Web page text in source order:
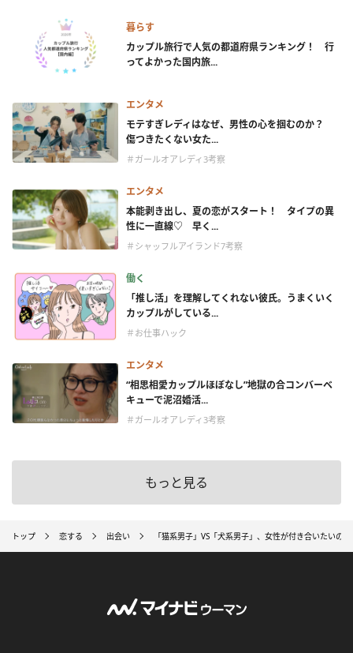
暮らす
カップル旅行で人気の都道府県ランキング！ 行
ってよかった国内旅...
エンタメ
モテすぎレディはなぜ、男性の心を掴むのか？
傷つきたくない女た...
＃ガールオアレディ3考察
エンタメ
本能剥き出し、夏の恋がスタート！ タイプの異
性に一直線♡ 早く...
＃シャッフルアイランド7考察
働く
「推し活」を理解してくれない彼氏。うまくいく
カップルがしている...
＃お仕事ハック
エンタメ
“相思相愛カップルほぼなし”地獄の合コンバーベ
キューで泥沼婚活...
＃ガールオアレディ3考察
もっと見る
トップ 恋する 出会い 「猫系男子」VS「犬系男子」、女性が付き合いたいの